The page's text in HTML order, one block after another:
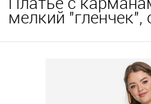
мелкий "гленчек",